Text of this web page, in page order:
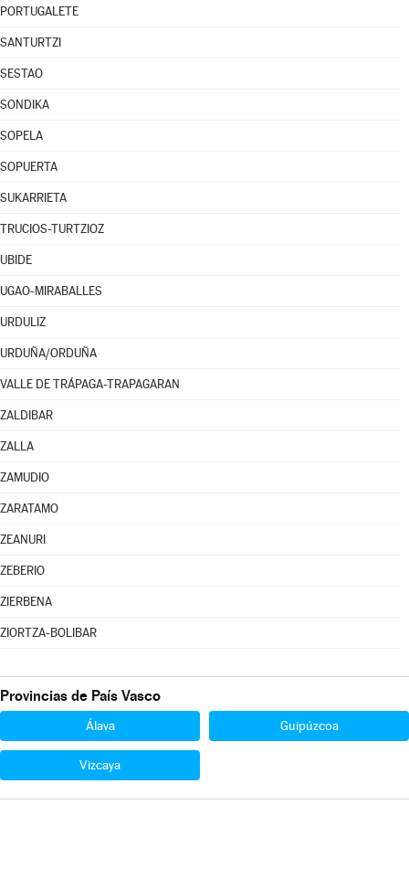
PORTUGALETE
SANTURTZI
SESTAO
SONDIKA
SOPELA
SOPUERTA
SUKARRIETA
TRUCIOS-TURTZIOZ
UBIDE
UGAO-MIRABALLES
URDULIZ
URDUÑA/ORDUÑA
VALLE DE TRÁPAGA-TRAPAGARAN
ZALDIBAR
ZALLA
ZAMUDIO
ZARATAMO
ZEANURI
ZEBERIO
ZIERBENA
ZIORTZA-BOLIBAR
Provincias de País Vasco
Álava Guipúzcoa
Vizcaya